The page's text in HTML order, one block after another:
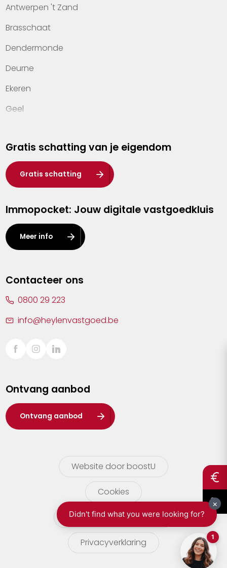
Kantoren
Veelgestelde vragen
Werken bij Heylen Vastgoed
Contact
Antwerpen 't Zand
Brasschaat
Dendermonde
Deurne
Ekeren
Geel
Hasselt
Heist-op-den-Berg
Herentals
Kalmthout
Leuven
Lier
Sint-Truiden
Waasland
Wuustwezel
Zoersel
Gratis schatting van je eigendom
Gratis schatting
Immopocket: Jouw digitale vastgoedkluis
Meer info
Contacteer ons
0800 29 223
info@heylenvastgoed.be
Ontvang aanbod
Ontvang aanbod
Website door boostU
Cookies
gebruikersvoorwaarden
Privacyverklaring